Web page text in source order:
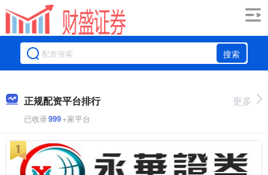
搜索
正规配资平台排行
已收录999+家平台
更多